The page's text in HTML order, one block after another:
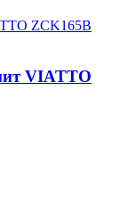
VIATTO